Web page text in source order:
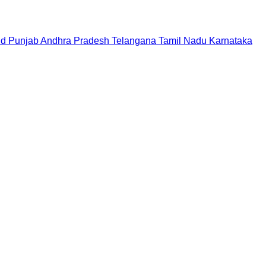
PunjabAndhra Pradesh Telangana Tamil Nadu Karnataka